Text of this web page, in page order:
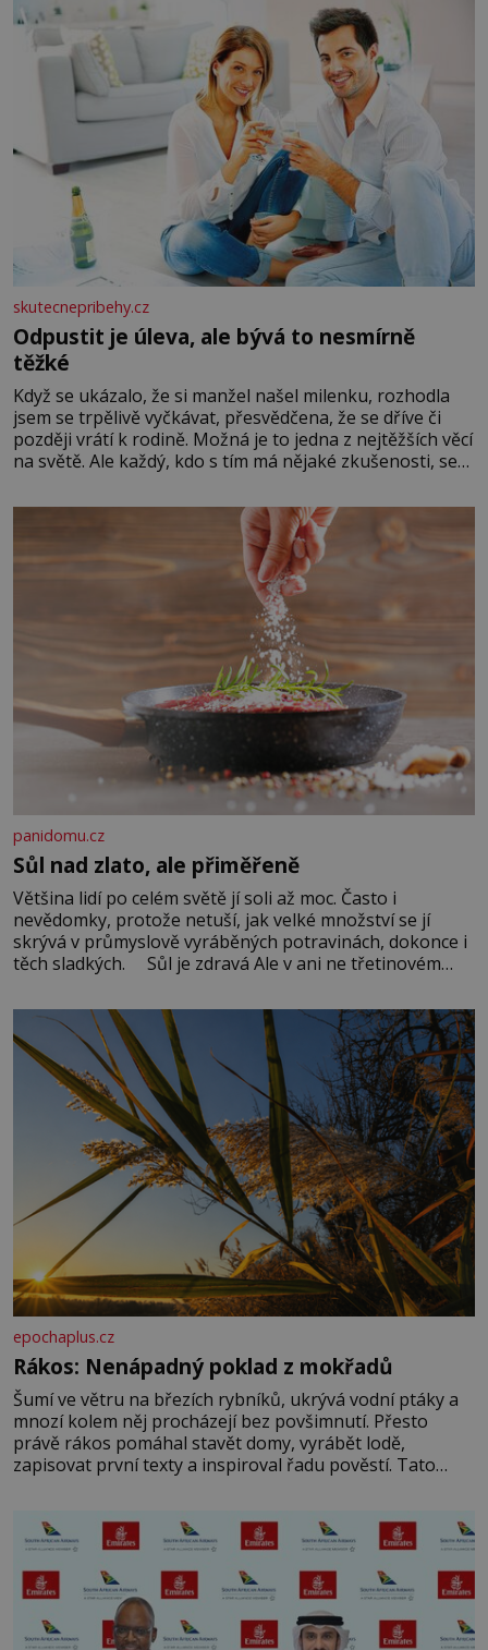
skutecnepribehy.cz
Odpustit je úleva, ale bývá to nesmírně
těžké
Když se ukázalo, že si manžel našel milenku, rozhodla
jsem se trpělivě vyčkávat, přesvědčena, že se dříve či
později vrátí k rodině. Možná je to jedna z nejtěžších věcí
na světě. Ale každý, kdo s tím má nějaké zkušenosti, se
Když se ke mně doneslo, že si manžel pořídil milenku,
panidomu.cz
Sůl nad zlato, ale přiměřeně
Většina lidí po celém světě jí soli až moc. Často i
nevědomky, protože netuší, jak velké množství se jí
skrývá v průmyslově vyráběných potravinách, dokonce i
těch sladkých. Sůl je zdravá Ale v ani ne třetinovém
základní složky– sodík a chlór – jsou zásadní pro
správné hospodaření
epochaplus.cz
Rákos: Nenápadný poklad z mokřadů
Šumí ve větru na březích rybníků, ukrývá vodní ptáky a
mnozí kolem něj procházejí bez povšimnutí. Přesto
právě rákos pomáhal stavět domy, vyrábět lodě,
zapisovat první texty a inspiroval řadu pověstí. Tato
letního koupání. Stačí se však podívat